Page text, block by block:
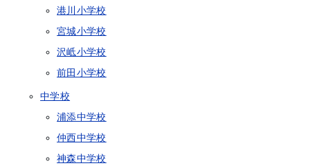
港川小学校
宮城小学校
沢岻小学校
前田小学校
中学校
浦添中学校
仲西中学校
神森中学校